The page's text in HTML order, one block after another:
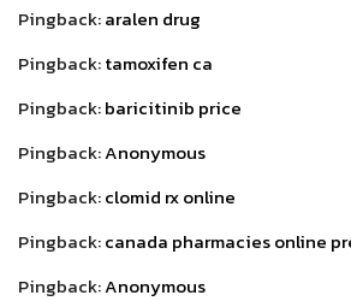
Pingback:aralen drug
Pingback:tamoxifen ca
Pingback:baricitinib price
Pingback:Anonymous
Pingback:clomid rx online
Pingback:canada pharmacies online
Pingback:Anonymous